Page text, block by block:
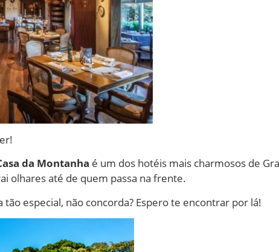
da Montanha é um dos hotéis mais charmosos de
olhares até de quem passa na frente.
especial, não concorda? Espero te encontrar por lá!